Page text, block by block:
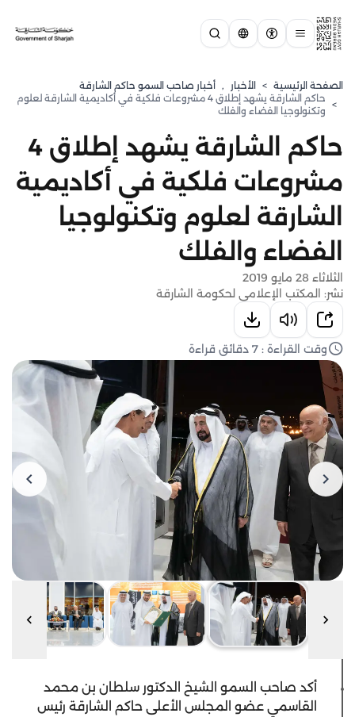
الصفحة الرئيسية > الأخبار , أخبار صاحب السمو حاكم الشارقة
>
حاكم الشارقة يشهد إطلاق 4 مشروعات فلكية في أكاديمية الشارقة لعلوم
وتكنولوجيا الفضاء والفلك
حاكم الشارقة يشهد إطلاق 4
مشروعات فلكية في أكاديمية
الشارقة لعلوم وتكنولوجيا
الفضاء والفلك
الثلاثاء 28 مايو 2019
نشر: المكتب الإعلامي لحكومة الشارقة
وقت القراءة : 7 دقائق قراءة
أكد صاحب السمو الشيخ الدكتور سلطان بن محمد
القاسمي عضو المجلس الأعلى حاكم الشارقة رئيس